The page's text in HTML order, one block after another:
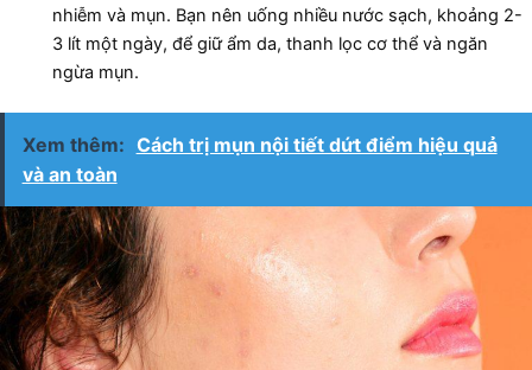
nhiễm và mụn. Bạn nên uống nhiều nước sạch, khoảng 2-
3 lít một ngày, để giữ ẩm da, thanh lọc cơ thể và ngăn
ngừa mụn.
Xem thêm: Cách trị mụn nội tiết dứt điểm hiệu quả
và an toàn